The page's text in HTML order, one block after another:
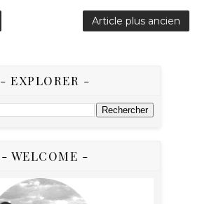
Article plus ancien
- EXPLORER -
- WELCOME -